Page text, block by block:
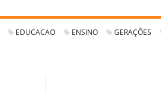
EDUCACAO ENSINO GERAÇÕES